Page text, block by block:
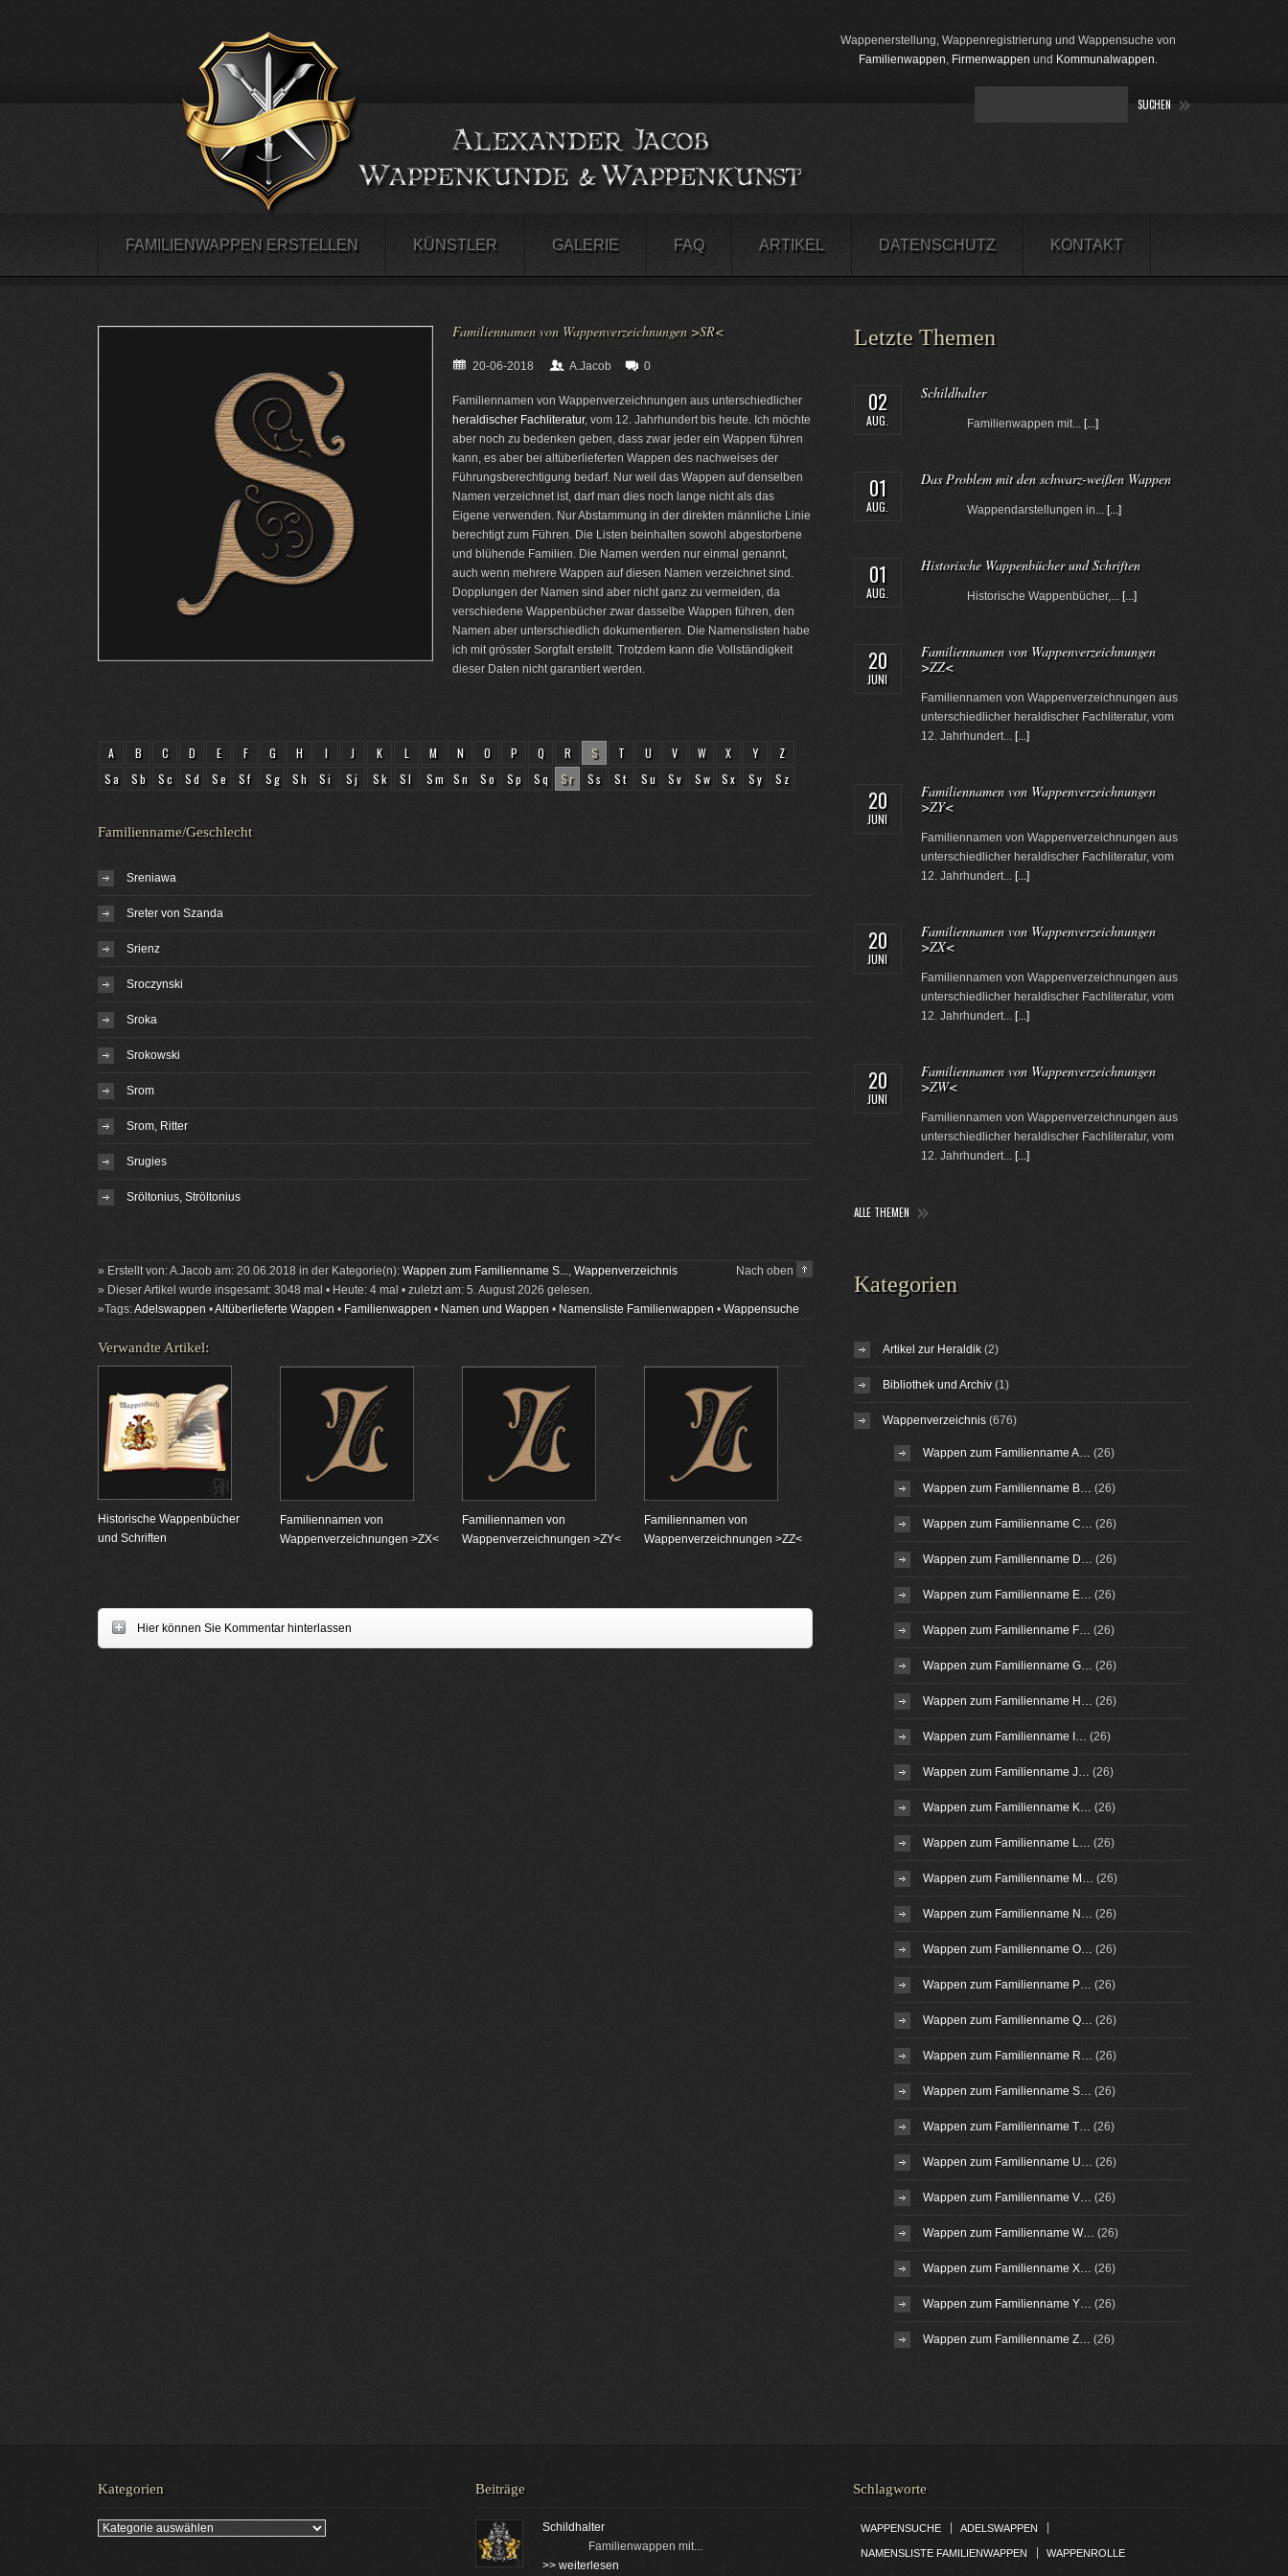
Wappenerstellung, Wappenregistrierung und Wappensuche von
Familienwappen, Firmenwappen und Kommunalwappen.
FAMILIENWAPPEN ERSTELLEN KÜNSTLER GALERIE FAQ ARTIKEL DATENSCHUTZ KONTAKT
Familiennamen von Wappenverzeichnungen >SR<
20-06-2018 A.Jacob 0
Familiennamen von Wappenverzeichnungen aus unterschiedlicher
heraldischer Fachliteratur, vom 12. Jahrhundert bis heute. Ich möchte
aber noch zu bedenken geben, dass zwar jeder ein Wappen führen
kann, es aber bei altüberlieferten Wappen des nachweises der
Führungsberechtigung bedarf. Nur weil das Wappen auf denselben
Namen verzeichnet ist, darf man dies noch lange nicht als das
Eigene verwenden. Nur Abstammung in der direkten männliche Linie
berechtigt zum Führen. Die Listen beinhalten sowohl abgestorbene
und blühende Familien. Die Namen werden nur einmal genannt,
auch wenn mehrere Wappen auf diesen Namen verzeichnet sind.
Dopplungen der Namen sind aber nicht ganz zu vermeiden, da
verschiedene Wappenbücher zwar dasselbe Wappen führen, den
Namen aber unterschiedlich dokumentieren. Die Namenslisten habe
ich mit grösster Sorgfalt erstellt. Trotzdem kann die Vollständigkeit
dieser Daten nicht garantiert werden.
A B C D E F G H I J K L M N O P Q R S T U V W X Y
Z
Sa
Sb Sc Sd Se Sf Sg Sh Si Sj Sk Sl Sm Sn So Sp Sq Sr Ss St Su Sv Sw Sx Sy Sz
Familienname/Geschlecht
Sreniawa
Sreter von Szanda
Srienz
Sroczynski
Sroka
Srokowski
Srom
Srom, Ritter
Srugies
Sröltonius, Ströltonius
Nach oben
» Erstellt von: A.Jacob am: 20.06.2018 in der Kategorie(n): Wappen zum Familienname S..., Wappenverzeichnis
» Dieser Artikel wurde insgesamt: 3048 mal • Heute: 4 mal • zuletzt am: 5. August 2026 gelesen.
»Tags:Adelswappen •Altüberlieferte Wappen • Familienwappen • Namen und Wappen • Namensliste Familienwappen • Wappensuche
Verwandte Artikel:
Historische Wappenbücher
und Schriften
Familiennamen von
Wappenverzeichnungen >ZX<
Familiennamen von
Wappenverzeichnungen >ZY<
Familiennamen von
Wappenverzeichnungen >ZZ<
Hier können Sie Kommentar hinterlassen
Letzte Themen
02
AUG.
Schildhalter
Familienwappen mit... [...]
01
AUG.
Das Problem mit den schwarz-weißen Wappen
Wappendarstellungen in... [...]
01
AUG.
Historische Wappenbücher und Schriften
Historische Wappenbücher,... [...]
20
JUNI
Familiennamen von Wappenverzeichnungen
>ZZ<
Familiennamen von Wappenverzeichnungen aus
unterschiedlicher heraldischer Fachliteratur, vom
12. Jahrhundert... [...]
20
JUNI
Familiennamen von Wappenverzeichnungen
>ZY<
Familiennamen von Wappenverzeichnungen aus
unterschiedlicher heraldischer Fachliteratur, vom
12. Jahrhundert... [...]
20
JUNI
Familiennamen von Wappenverzeichnungen
>ZX<
Familiennamen von Wappenverzeichnungen aus
unterschiedlicher heraldischer Fachliteratur, vom
12. Jahrhundert... [...]
20
JUNI
Familiennamen von Wappenverzeichnungen
>ZW<
Familiennamen von Wappenverzeichnungen aus
unterschiedlicher heraldischer Fachliteratur, vom
12. Jahrhundert... [...]
ALLE THEMEN
Kategorien
Artikel zur Heraldik(2)
Bibliothek und Archiv(1)
Wappenverzeichnis(676)
Wappen zum Familienname A… (26)
Wappen zum Familienname B… (26)
Wappen zum Familienname C… (26)
Wappen zum Familienname D… (26)
Wappen zum Familienname E… (26)
Wappen zum Familienname F… (26)
Wappen zum Familienname G… (26)
Wappen zum Familienname H… (26)
Wappen zum Familienname I… (26)
Wappen zum Familienname J… (26)
Wappen zum Familienname K… (26)
Wappen zum Familienname L… (26)
Wappen zum Familienname M… (26)
Wappen zum Familienname N… (26)
Wappen zum Familienname O… (26)
Wappen zum Familienname P… (26)
Wappen zum Familienname Q… (26)
Wappen zum Familienname R… (26)
Wappen zum Familienname S… (26)
Wappen zum Familienname T… (26)
Wappen zum Familienname U… (26)
Wappen zum Familienname V… (26)
Wappen zum Familienname W… (26)
Wappen zum Familienname X… (26)
Wappen zum Familienname Y… (26)
Wappen zum Familienname Z… (26)
Kategorien
Kategorien
Beiträge
Schildhalter
Familienwappen mit...
>> weiterlesen
Schlagworte
WAPPENSUCHE ADELSWAPPEN
NAMENSLISTE FAMILIENWAPPEN WAPPENROLLE